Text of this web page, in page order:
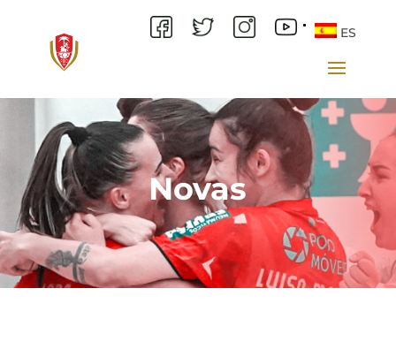
ES
Novas